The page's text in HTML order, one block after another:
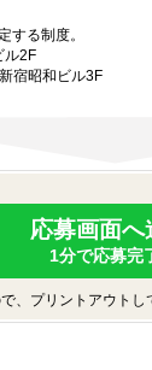
する制度。
ル2F
宿昭和ビル3F
応募画面へ
1分で応募完
プリントアウトし